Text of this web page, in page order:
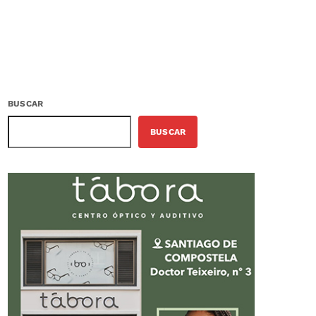
BUSCAR
BUSCAR